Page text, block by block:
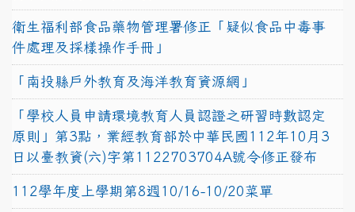
衛生福利部食品藥物管理署修正「疑似食品中毒事
件處理及採樣操作手冊」
「南投縣戶外教育及海洋教育資源網」
「學校人員申請環境教育人員認證之研習時數認定
原則」第3點，業經教育部於中華民國112年10月3
日以臺教資(六)字第1122703704A號令修正發布
112學年度上學期第8週10/16-10/20菜單